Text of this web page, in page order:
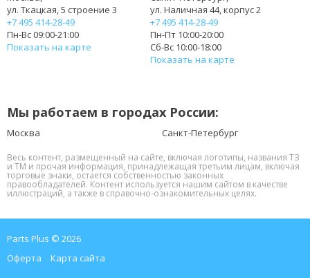
ул. Ткацкая, 5 строение 3
+7 495 414-28-49
Пн-Вс 09:00-21:00
Показать на карте
ул. Наличная 44, корпус 2
+7 495 414-28-49
Пн-Пт 10:00-20:00
Сб-Вс 10:00-18:00
Показать на карте
Мы работаем в городах России:
Москва Санкт-Петербург
Весь контент, размещенный на сайте, включая логотипы, названия ТЗ
и ТМ и прочая информация, принадлежащая третьим лицам, включая
торговые знаки, остается собственностью законных
правообладателей. Контент используется нашим сайтом в качестве
иллюстраций, а также в справочно-ознакомительных целях.
Parts Plus © 2026
Оферта
Карта сайта